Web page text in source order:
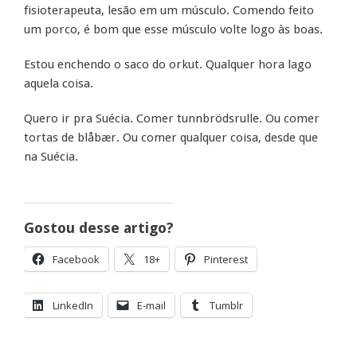
fisioterapeuta, lesão em um músculo. Comendo feito
um porco, é bom que esse músculo volte logo às boas.
Estou enchendo o saco do orkut. Qualquer hora lago
aquela coisa.
Quero ir pra Suécia. Comer tunnbrödsrulle. Ou comer
tortas de blåbær. Ou comer qualquer coisa, desde que
na Suécia.
Gostou desse artigo?
Facebook 18+ Pinterest
LinkedIn E-mail Tumblr